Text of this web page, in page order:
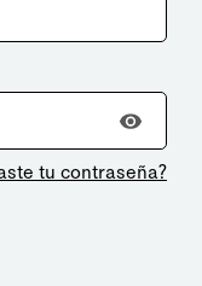
tu contraseña?